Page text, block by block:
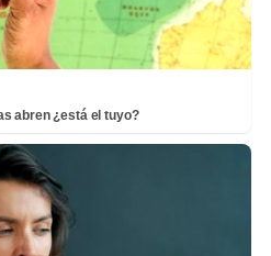
abren ¿está el tuyo?